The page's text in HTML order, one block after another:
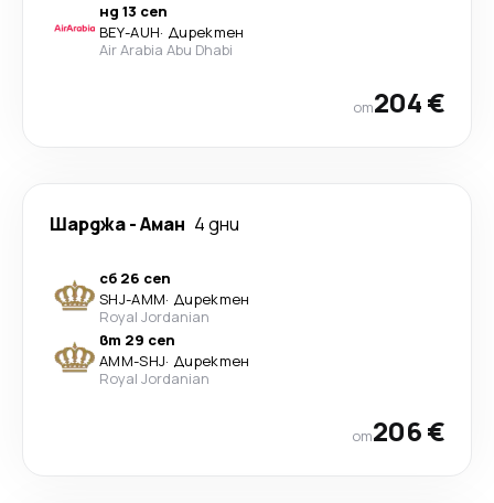
нд 13 сеп
BEY-AUH· Директен
Air Arabia Abu Dhabi
от204 €
Шарджа-Аман 4 дни
сб 26 сеп
SHJ-AMM· Директен
Royal Jordanian
вт 29 сеп
AMM-SHJ· Директен
Royal Jordanian
от206 €